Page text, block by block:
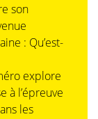
son
: Qu’est-
explore
à l’épreuve
les